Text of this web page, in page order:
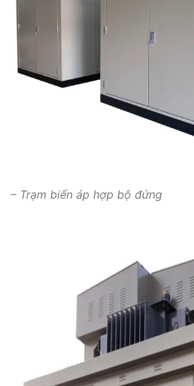
– Trạm biến áp hợp bộ đứng